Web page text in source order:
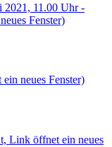
2021, 11.00 Uhr -
Fenster)
neues Fenster)
Link öffnet ein neues